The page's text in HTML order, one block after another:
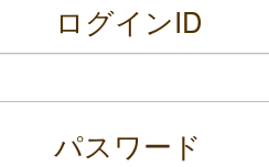
ログインID
パスワード